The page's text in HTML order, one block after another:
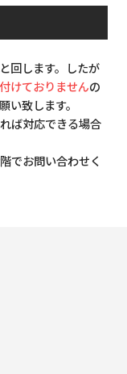
回します。したが
けておりませんの
い致します。
ば対応できる場合
でお問い合わせく